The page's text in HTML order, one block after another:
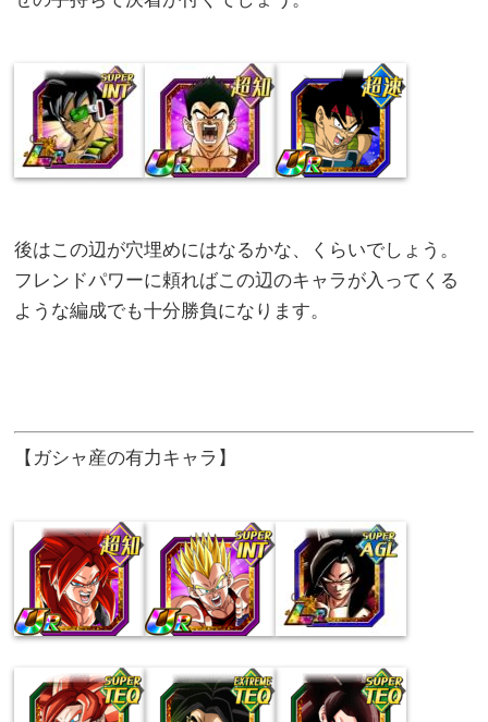
後はこの辺が穴埋めにはなるかな、くらいでしょう。
フレンドパワーに頼ればこの辺のキャラが入ってくる
ような編成でも十分勝負になります。
【ガシャ産の有力キャラ】